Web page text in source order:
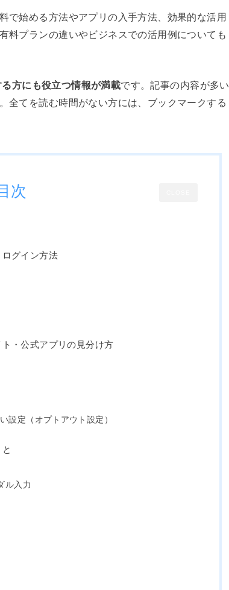
で始める方法やアプリの入手方法、効果的な活用
料プランの違いやビジネスでの活用例についても
方にも役立つ情報が満載です。記事の内容が多い
全てを読む時間がない方には、ブックマークする
次
グイン方法
・公式アプリの見分け方
設定（オプトアウト設定）
ル入力